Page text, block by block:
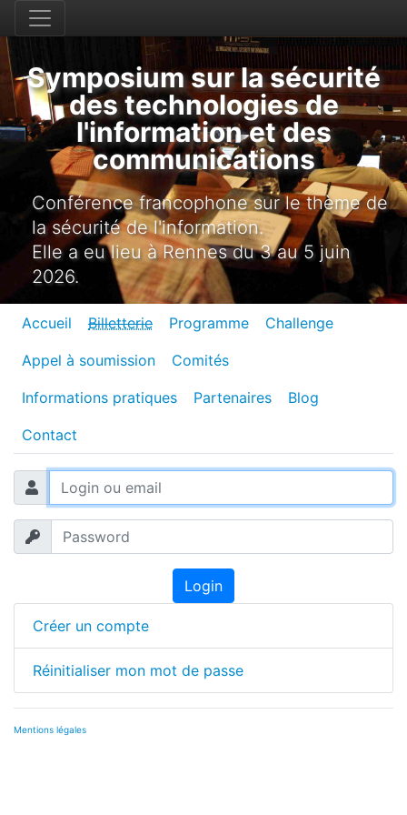
Symposium sur la sécurité
des technologies de
l'information et des
communications
Conférence francophone sur le thème de
la sécurité de l'information.
Elle a eu lieu à Rennes du 3 au 5 juin
2026.
Accueil Billetterie Programme Challenge
Appel à soumission Comités
Informations pratiques Partenaires Blog
Contact
Login
Créer un compte
Réinitialiser mon mot de passe
Mentions légales